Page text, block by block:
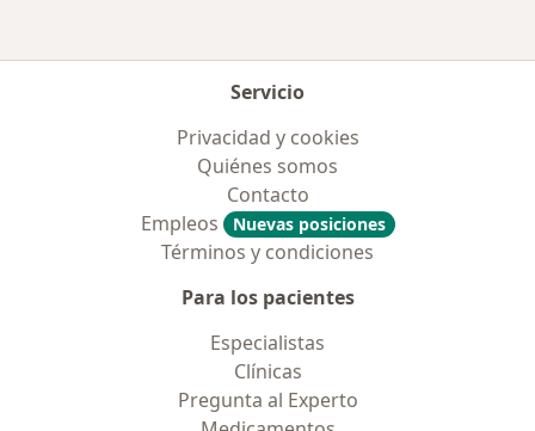
Servicio
Privacidad y cookies
Quiénes somos
Contacto
Empleos
Nuevas posiciones
Términos y condiciones
Para los pacientes
Especialistas
Clínicas
Pregunta al Experto